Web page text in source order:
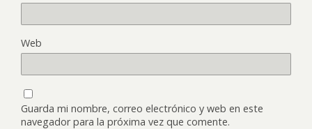
Web
Guarda mi nombre, correo electrónico y web en este
navegador para la próxima vez que comente.